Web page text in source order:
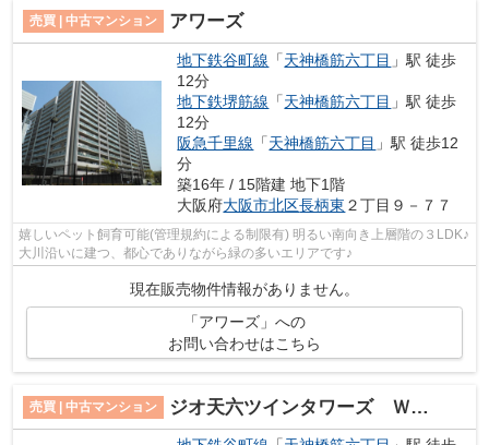
売買 | 中古マンション アワーズ
地下鉄谷町線 「天神橋筋六丁目 」駅 徒歩
12分
地下鉄堺筋線 「天神橋筋六丁目 」駅 徒歩
12分
阪急千里線 「天神橋筋六丁目 」駅 徒歩12
分
築16年 / 15階建 地下1階
大阪府大阪市北区長柄東 ２丁目９－７７
嬉しいペット飼育可能(管理規約による制限有) 明るい南向き上層階の３LDK♪
大川沿いに建つ、都心でありながら緑の多いエリアです♪
現在販売物件情報がありません。
「アワーズ」への
お問い合わせはこちら
売買 | 中古マンション ジオ天六ツインタワーズ ＷＥＳＴ棟